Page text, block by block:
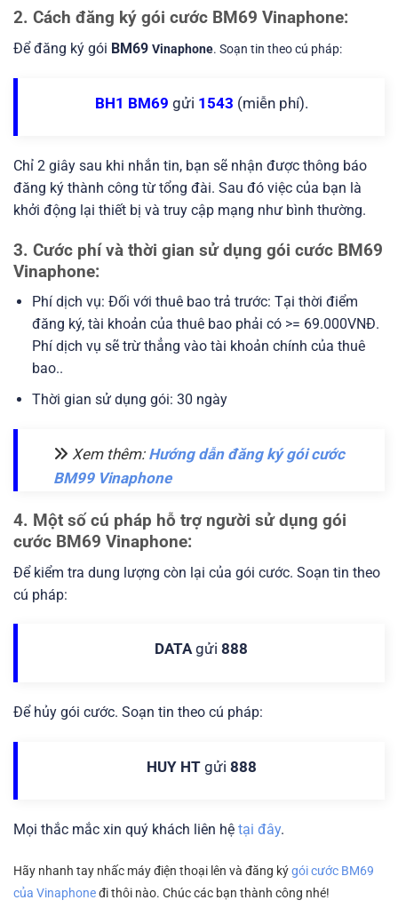
2. Cách đăng ký gói cước BM69 Vinaphone:
Để đăng ký gói BM69 Vinaphone. Soạn tin theo cú pháp:
BH1 BM69 gửi 1543 (miễn phí).
Chỉ 2 giây sau khi nhắn tin, bạn sẽ nhận được thông báo
đăng ký thành công từ tổng đài. Sau đó việc của bạn là
khởi động lại thiết bị và truy cập mạng như bình thường.
3. Cước phí và thời gian sử dụng gói cước BM69
Vinaphone:
Phí dịch vụ: Đối với thuê bao trả trước: Tại thời điểm
đăng ký, tài khoản của thuê bao phải có >= 69.000VNĐ.
Phí dịch vụ sẽ trừ thẳng vào tài khoản chính của thuê
bao..
Thời gian sử dụng gói: 30 ngày
Xem thêm: Hướng dẫn đăng ký gói cước
BM99 Vinaphone
4. Một số cú pháp hỗ trợ người sử dụng gói
cước BM69 Vinaphone:
Để kiểm tra dung lượng còn lại của gói cước. Soạn tin theo
cú pháp:
DATAgửi 888
Để hủy gói cước. Soạn tin theo cú pháp:
HUY HT gửi 888
Mọi thắc mắc xin quý khách liên hệ tại đây.
Hãy nhanh tay nhấc máy điện thoại lên và đăng kýgói cước BM69
của Vinaphoneđi thôi nào. Chúc các bạn thành công nhé!